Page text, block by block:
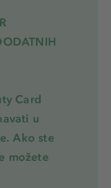
Card
u
Ako ste
možete